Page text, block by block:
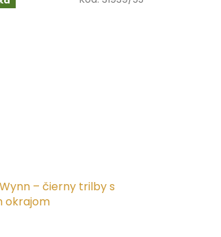
– čierny trilby s
okrajom